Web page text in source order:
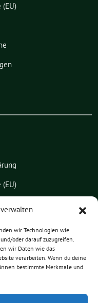
wir Technologien wie
oder darauf zuzugreifen.
wir Daten wie das
verarbeiten. Wenn du deine
bestimmte Merkmale und